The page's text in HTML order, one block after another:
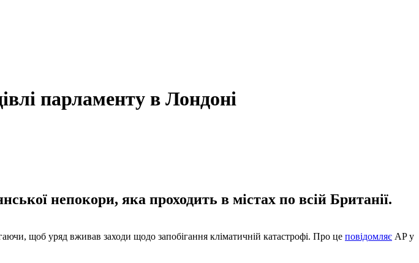
парламенту в Лондоні
непокори, яка проходить в містах по всій Британії.
щоб уряд вживав заходи щодо запобігання кліматичній катастрофі. Про це повідомляє AP у